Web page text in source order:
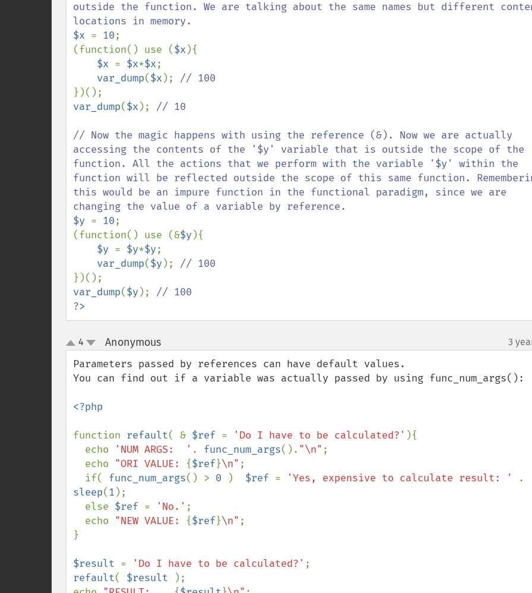
outside the function. We are talking about the same names but different
$x = 10;
(function() use ($x ){
$x = $x*$x;
var_dump($x );
var_dump($x ); // 10
// Now the magic happens with using the reference (&). Now we are actually
accessing the contents of the '$y' variable that is outside the scope of the
function. All the actions that we perform with the variable '$y' within the
function will be reflected outside the scope of this same function.
this would be an impure function in the functional paradigm, since we are
$y = 10;
(function() use (&$y ){
$y = $y*$y;
var_dump($y );
var_dump($y );
?>
up
down
4 Anonymous¶ 3
Parameters passed by references can have default values.
You can find out if a variable was actually passed by using func_num_args():
<?php
function refault( & $ref = 'Do I have to be calculated?' ){
  echo
'NUM ARGS:  ' . func_num_args(). "\n" ;
  echo
"ORI VALUE: {$ref}\n" ;
  if(
func_num_args() > 0 ) $ref = 'Yes, expensive to calculate result: '
sleep(1 );
  else
$ref = 'No.' ;
  echo
"NEW VALUE: {$ref}\n" ;
}
$result = 'Do I have to be calculated?'
refault( $result
);